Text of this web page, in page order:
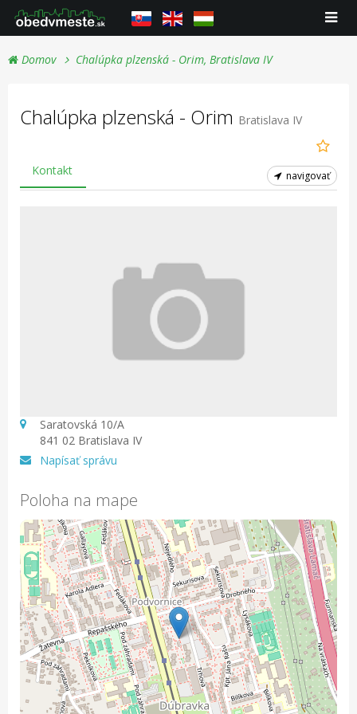
Domov Chalúpka plzenská - Orim, Bratislava IV
Chalúpka plzenská - Orim Bratislava IV
navigovať
Kontakt
Saratovská 10/A
841 02 Bratislava IV
Napísať správu
Poloha na mape